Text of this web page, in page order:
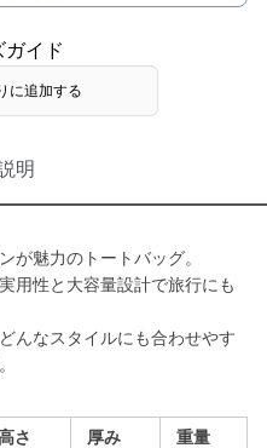
に追加する
明
が魅力のトートバッグ。
用性と大容量設計で旅行にも
んなスタイルにも合わせやす
さ
厚み
重量